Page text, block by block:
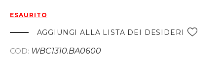
ESAURITO
AGGIUNGI ALLA LISTA DEI DESIDERI
COD: WBC1310.BA0600